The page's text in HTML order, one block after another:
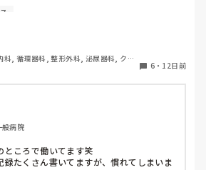
を天秤にかけてもなんだろうな…
しますよみたいなシステムにしてくれ
科, 循環器科, 整形外科, 泌尿器科, クリ
6・ 12日前
病院
ところで働いてます笑
録たくさん書いてますが、慣れてしまいま